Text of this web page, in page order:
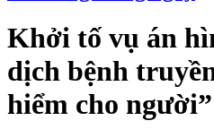
Khởi tố vụ án
dịch bệnh
hiểm cho